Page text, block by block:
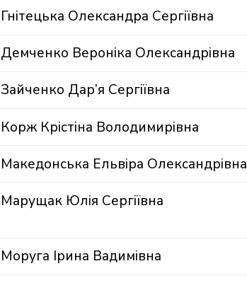
Гнітецька Олександра Сергіївна
Демченко Вероніка Олександрівна
Зайченко Дар’я Сергіївна
Корж Крістіна Володимирівна
Македонська Ельвіра Олександрівна
Марущак Юлія Сергіївна
Моруга Ірина Вадимівна